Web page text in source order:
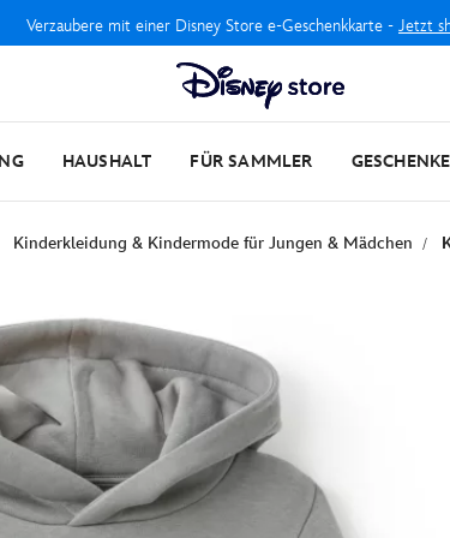
Verzaubere mit einer Disney Store e-Geschenkkarte - Jetzt
HAUSHALT FÜR SAMMLER GESCHENKE
Kinderkleidung & Kindermode für Jungen & Mädchen